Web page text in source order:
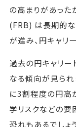
の高まりがあった
(FRB) は長期的な
が進み、円キャリ
過去の円キャリー
なる傾向が見られ
に3割程度の円高
学リスクなどの要
恐れもあるでしょう